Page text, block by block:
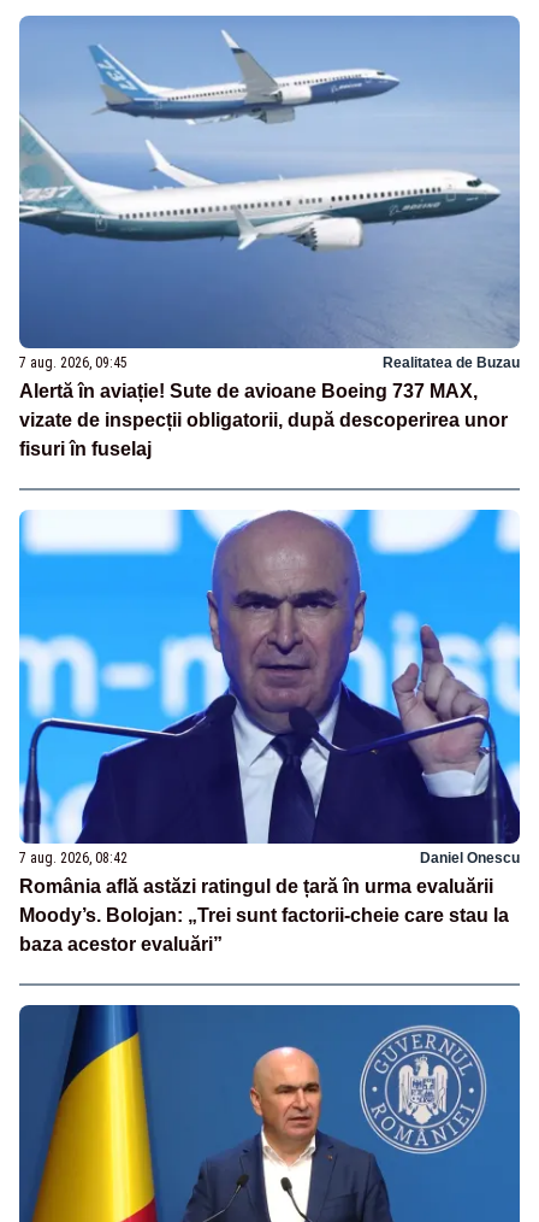
7 aug. 2026, 09:45 Realitatea de Buzau
Alertă în aviație! Sute de avioane Boeing 737 MAX,
vizate de inspecții obligatorii, după descoperirea unor
fisuri în fuselaj
7 aug. 2026, 08:42 Daniel Onescu
România află astăzi ratingul de țară în urma evaluării
Moody’s. Bolojan: „Trei sunt factorii-cheie care stau la
baza acestor evaluări”